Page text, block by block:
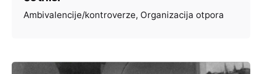
Ambivalencije/kontroverze Organizacija otpora